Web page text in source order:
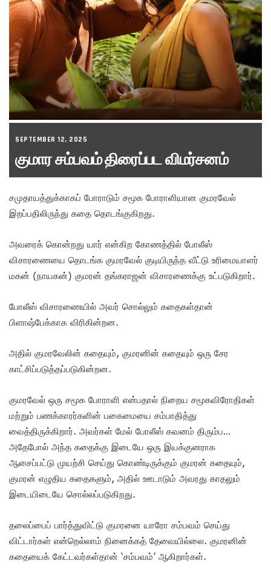
SEPTEMBER 12, 2025
குமார சம்பவம் திரைப்பட விமர்சனம்
சமுதாயத்துக்காகப் போராடும் சமூக போராளியான குமரவேல்
இறப்பதிலிருந்து கதை தொடங்குகிறது.
அவரைக் கொன்றது யார் என்கிற கோணத்தில் போலீஸ்
விசாரணையை தொடங்க குமரவேல் குடியிருந்த வீட்டு உரிமையாளர்
மகன் (நாயகன்) குமரன் தங்கராஜன் விசாரணைக்கு உட்படுகிறார்.
போலீஸ் விசாரணையில் அவர் சொல்லும் கதைகள்தான்
பிளாஷ்பேக்காக விரிகின்றன.
அதில் குமரவேலின் கதையும், குமரனின் கதையும் ஒரு சேர
காட்சிப்படுத்தப்படுகின்றன.
குமரவேல் ஒரு சமூக போராளி என்பதால் நிறைய சமூகவிரோதிகள்
மற்றும் பணக்காரர்களின் பகைமையை சம்பாதித்து
வைத்திருக்கிறார். அவர்கள் மேல் போலீஸ் கவனம் திரும்ப…
அதேபோல் அந்த கதைக்கு இடையே ஒரு இயக்குனராக
ஆசைப்பட்டு முயற்சி செய்து கொண்டிருக்கும் குமரன் கதையும்,
குமரன் எழுதிய கதைகளும், அதில் ஊடாடும் அவரது காதலும்
இடையிடையே சொல்லப்படுகிறது.
தலைப்பைப் பார்த்துவிட்டு குமரனை யாரோ சம்பவம் செய்து
விட்டார்கள் என்றெல்லாம் நினைக்கத் தேவையில்லை. குமரனின்
கதையைக் கேட்டவர்கள்தான் ‘சம்பவம்’ ஆகிறார்கள்.